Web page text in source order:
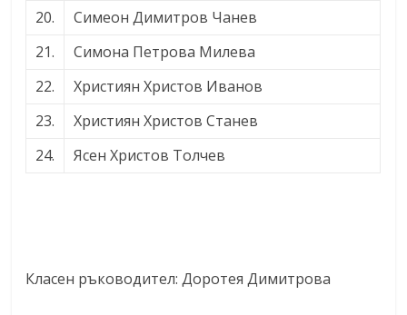
20.
Симеон Димитров Чанев
21.
Симона Петрова Милева
22.
Християн Христов Иванов
23.
Християн Христов Станев
24.
Ясен Христов Толчев
Класен ръководител: Доротея Димитрова